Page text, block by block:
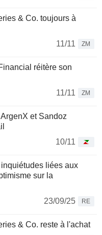
& Co. toujours à
11/11
ZM
réitère son
11/11
ZM
et Sandoz
10/11
liées aux
sur la
23/09/25
RE
& Co. reste à l'achat